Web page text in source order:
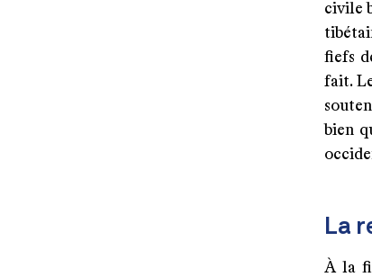
civile
fiefs
fait.
bien
La
À la